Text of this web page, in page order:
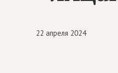
22 апреля 2024